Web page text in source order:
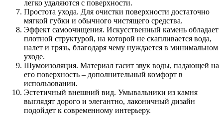
легко удаляются с поверхности.
Простота ухода. Для очистки поверхности достаточно
мягкой губки и обычного чистящего средства.
Эффект самоочищения. Искусственный камень обладает
плотной структурой, на которой не скапливается вода,
налет и грязь, благодаря чему нуждается в минимальном
уходе.
Шумоизоляция. Материал гасит звук воды, падающей на
его поверхность – дополнительный комфорт в
использовании.
Эстетичный внешний вид. Умывальники из камня
выглядят дорого и элегантно, лаконичный дизайн
подойдет к современному интерьеру.